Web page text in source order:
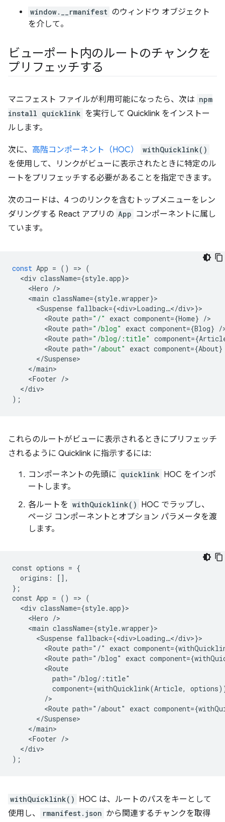
window.__rmanifest のウィンドウ オブジェクト
を介して。
ビューポート内のルートのチャンクを
プリフェッチする
マニフェスト ファイルが利用可能になったら、次は npm
install quicklink を実行して Quicklink をインストー
ルします。
次に、 高階コンポーネント（HOC） withQuicklink()
を使用して、リンクがビューに表示されたときに特定のル
ートをプリフェッチする必要があることを指定できます。
次のコードは、4 つのリンクを含むトップメニューをレン
ダリングする React アプリの App コンポーネントに属し
ています。
const App = () => (
<div className={style.app}
<Hero /
<main className={style.wrapper}
<Suspense fallback={<div>Loading…</div>}
<Route path="/" exact component={Home} /
<Route path="/blog" exact component={Blog} /
<Route path="/blog/:title" component={
<Route path="/about" exact component={About}
</Suspense
</main
<Footer /
</div
);
これらのルートがビューに表示されるときにプリフェッチ
されるように Quicklink に指示するには:
コンポーネントの先頭に quicklink HOC をインポ
ートします。
各ルートを withQuicklink() HOC でラップし、
ページ コンポーネントとオプション パラメータを渡
します。
const options = {
  origins: [],
};
const App = () => (
  <div className={style.app}>
    <Hero />
    <main className={style.wrapper}>
      <Suspense fallback={<div>Loading…</div>}>
<Route path="/" exact
<Route path="/blog" exact
        <Route
          path="/blog/:title"
component={withQuicklink(Article,
        />
<Route path="/about" exact
      </Suspense>
    </main>
    <Footer />
  </div>
withQuicklink() HOC は、ルートのパスをキーとして
使用し、
rmanifest.json から関連するチャンクを取得